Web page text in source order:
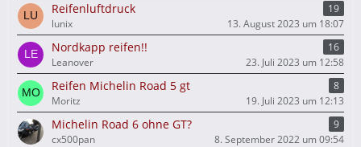
Reifenluftdruck
19
lunix
13. August 2023 um 18:07
Nordkapp reifen!!
16
Leanover
23. Juli 2023 um 12:58
Reifen Michelin Road 5 gt
8
Moritz
19. Juli 2023 um 12:13
Michelin Road 6 ohne GT?
9
cx500pan
8. September 2022 um 09:54